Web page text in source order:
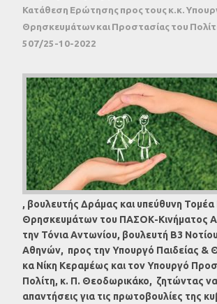
Κατάθεση Ερώτησης προς τους κ.κ.
Θρησκευμάτων και Προστασίας του
507/25-10-2022
, βουλευτής Δράμας και υπεύθυνη Τομέα
Θρησκευμάτων του ΠΑΣΟΚ-Κινήματος
την Τόνια Αντωνίου, βουλευτή Β3
Αθηνών, προς την Υπουργό Παιδείας &
κα Νίκη Κεραμέως και τον Υπουργό
Πολίτη, κ. Π. Θεοδωρικάκο, ζητώντας
απαντήσεις για τις πρωτοβουλίες της